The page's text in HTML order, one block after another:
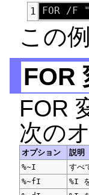
1
この
FOR
FOR
次の
オプション
説明
%~I
すべ
%~fI
%I